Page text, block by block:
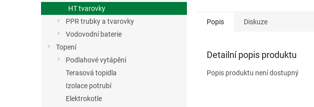
HT tvarovky
PPR trubky a tvarovky
Vodovodní baterie
Topení
Podlahové vytápění
Terasová topidla
Izolace potrubí
Elektrokotle
Popis Diskuze
Detailní popis produktu
Popis produktu není dostupný